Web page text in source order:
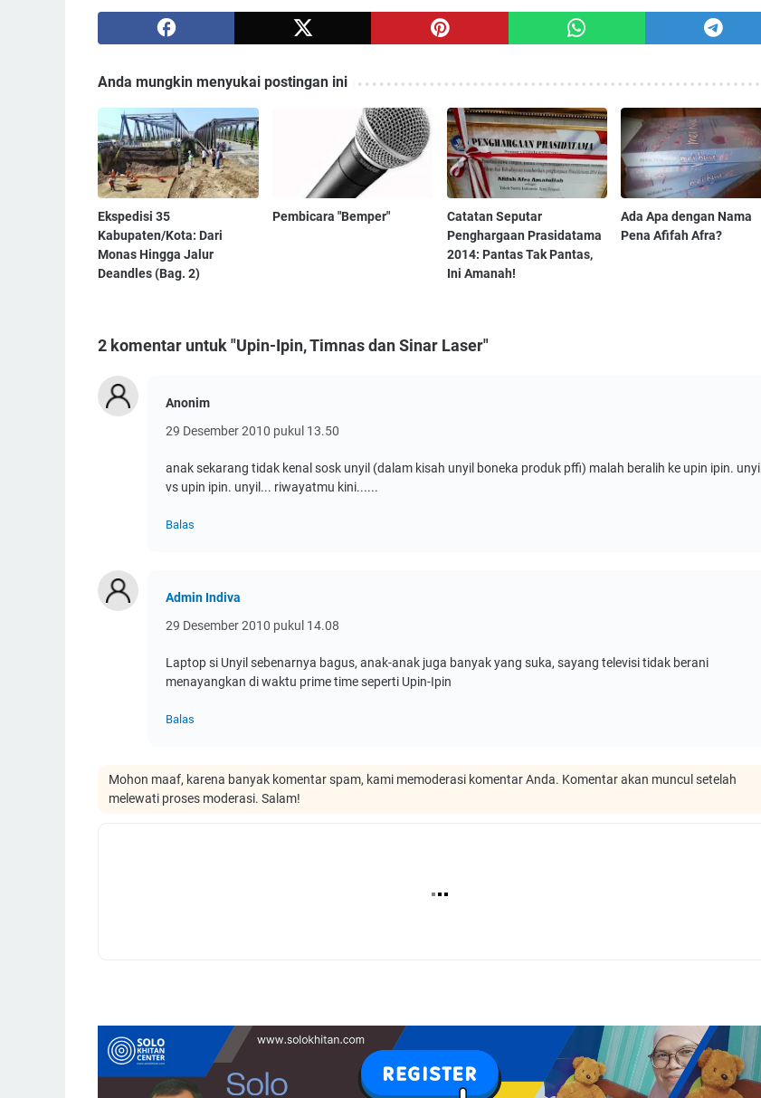
Anda mungkin menyukai postingan ini
Ekspedisi 35
Kabupaten/Kota: Dari
Monas Hingga Jalur
Deandles (Bag. 2)
Pembicara "Bemper"
Catatan Seputar
Penghargaan Prasidatama
2014: Pantas Tak Pantas,
Ini Amanah!
Ada Apa dengan Nama
Pena Afifah Afra?
2 komentar untuk "Upin-Ipin, Timnas dan Sinar Laser"
Anonim
29 Desember 2010 pukul 13.50
anak sekarang tidak kenal sosk unyil (dalam kisah unyil boneka produk pffi) malah beralih ke upin ipin. unyil
vs upin ipin. unyil... riwayatmu kini......
Balas
Admin Indiva
29 Desember 2010 pukul 14.08
Laptop si Unyil sebenarnya bagus, anak-anak juga banyak yang suka, sayang televisi tidak berani
menayangkan di waktu prime time seperti Upin-Ipin
Balas
Mohon maaf, karena banyak komentar spam, kami memoderasi komentar Anda. Komentar akan muncul setelah
melewati proses moderasi. Salam!